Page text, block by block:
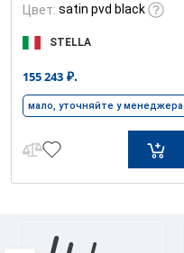
Цвет: satin pvd black
STELLA
155 243 ₽.
мало, уточняйте у менеджера